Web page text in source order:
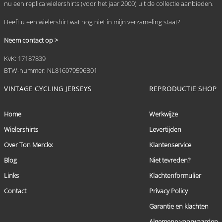
nu een replica wielershirts (voor het jaar 2000) uit de collectie aanbieden.
Heeft u een wielershirt wat nog niet in mijn verzameling staat?
Neem contact op >
KvK: 17187839
BTW-nummer: NL816079596B01
VINTAGE CYCLING JERSEYS
Home
Wielershirts
Over Ton Merckx
Blog
Links
Contact
REPRODUCTIE SHOP
Werkwijze
Levertijden
Klantenservice
Niet tevreden?
Klachtenformulier
Privacy Policy
Garantie en klachten